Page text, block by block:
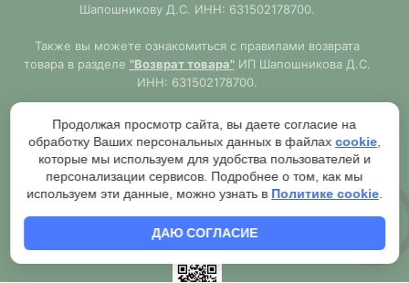
Шапошникову Д.С. ИНН: 631502178700.
Также вы можете ознакомиться с правилами возврата
товара в разделе "Возврат товара"ИП Шапошникова Д.С.
ИНН: 631502178700.
https://samara777.ru
не является публичной офертой,
ВСЯ информация размещена в ознакомительных целях.
Согласно правилам описанным в разделе"Публичная
оферта"публичная оферта используется только при
обязательном оформлении заказа через Оператора сайта
чека.
Продолжая просмотр сайта, вы даете согласие на
обработку Ваших персональных данных в файлах cookie
которые мы используем для удобства пользователей и
персонализации сервисов. Подробнее о том, как мы
используем эти данные, можно узнать в Политике cookie
ДАЮ СОГЛАСИЕ